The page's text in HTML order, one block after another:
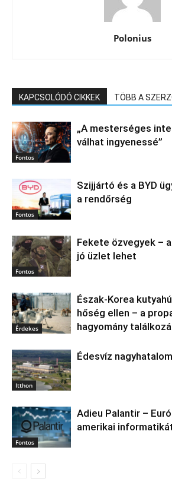
Polonius
KAPCSOLÓDÓ CIKKEK TÖBB A
Fontos
„A mesterséges
válhat ingyenessé”
Fontos
Szijjártó és a BYD
a rendőrség
Fontos
Fekete özvegyek –
jó üzlet lehet
Érdekes
Észak‑Korea
hőség ellen – a
hagyomány
Itthon
Édesvíz nagyhatalom
Fontos
Adieu Palantir –
amerikai